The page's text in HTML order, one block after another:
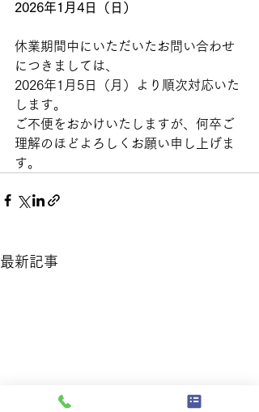
2026年1月4日（日）
休業期間中にいただいたお問い合わせ
につきましては、
2026年1月5日（月）より順次対応いた
します。
ご不便をおかけいたしますが、何卒ご
理解のほどよろしくお願い申し上げま
す。
最新記事